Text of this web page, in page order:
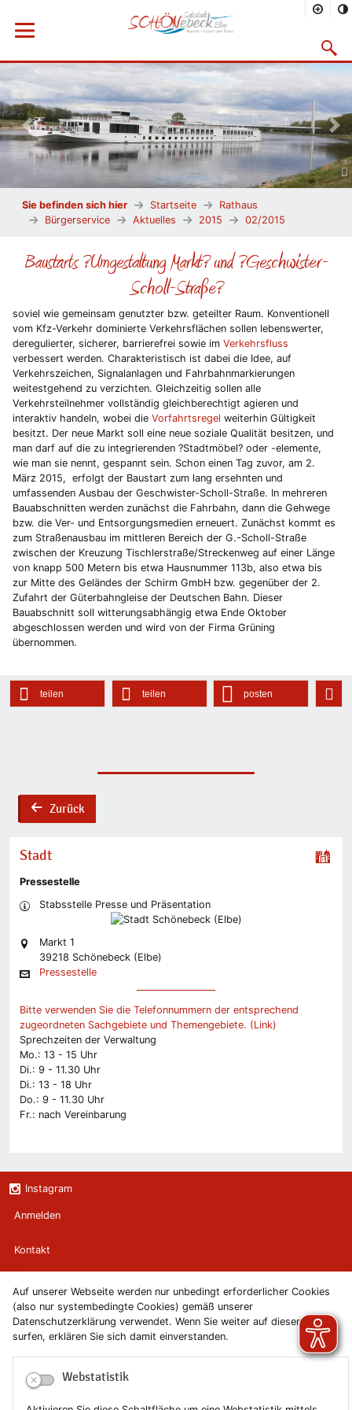
Auf unserer Webseite werden nur unbedingt erforderlicher Cookies
(also nur systembedingte Cookies) gemäß unserer
Datenschutzerklärung verwendet. Wenn Sie weiter auf diesen Seiten
surfen, erklären Sie sich damit einverstanden.
Webstatistik
Menü öffnen
Vorheriges Bild
Sie befinden sich hier Startseite
Rathaus
Bürgerservice
Aktuelles 2015 02/2015
Baustarts ?Umgestaltung Markt? und ?Geschwister-
Scholl-Straße?
soviel wie gemeinsam genutzter bzw. geteilter Raum. Konventionell
vom Kfz-Verkehr dominierte Verkehrsflächen sollen lebenswerter,
deregulierter, sicherer, barrierefrei sowie im Verkehrsfluss
verbessert werden. Charakteristisch ist dabei die Idee, auf
Verkehrszeichen, Signalanlagen und Fahrbahnmarkierungen
weitestgehend zu verzichten. Gleichzeitig sollen alle
Verkehrsteilnehmer vollständig gleichberechtigt agieren und
interaktiv handeln, wobei die Vorfahrtsregel weiterhin Gültigkeit
besitzt. Der neue Markt soll eine neue soziale Qualität besitzen, und
man darf auf die zu integrierenden ?Stadtmöbel? oder -elemente,
wie man sie nennt, gespannt sein. Schon einen Tag zuvor, am 2.
März 2015, erfolgt der Baustart zum lang ersehnten und
umfassenden Ausbau der Geschwister-Scholl-Straße. In mehreren
Bauabschnitten werden zunächst die Fahrbahn, dann die Gehwege
bzw. die Ver- und Entsorgungsmedien erneuert. Zunächst kommt es
zum Straßenausbau im mittleren Bereich der G.-Scholl-Straße
zwischen der Kreuzung Tischlerstraße/Streckenweg auf einer Länge
von knapp 500 Metern bis etwa Hausnummer 113b, also etwa bis
zur Mitte des Geländes der Schirm GmbH bzw. gegenüber der 2.
Zufahrt der Güterbahngleise der Deutschen Bahn. Dieser
Bauabschnitt soll witterungsabhängig etwa Ende Oktober
abgeschlossen werden und wird von der Firma Grüning
übernommen.
teilen teilen posten
backZurück
Stadt
Pressestelle
Stabsstelle Presse und Präsentation
Markt 1
39218 Schönebeck (Elbe)
Pressestelle
Bitte verwenden Sie die Telefonnummern der entsprechend
zugeordneten Sachgebiete und Themengebiete. (Link)
Sprechzeiten der Verwaltung
Mo.: 13 - 15 Uhr
Di.: 9 - 11.30 Uhr
Di.: 13 - 18 Uhr
Do.: 9 - 11.30 Uhr
Fr.: nach Vereinbarung
Instagram
Anmelden
Kontakt
Newsletter
Newsletterabmeldung
Impressum
Datenschutzerklärung